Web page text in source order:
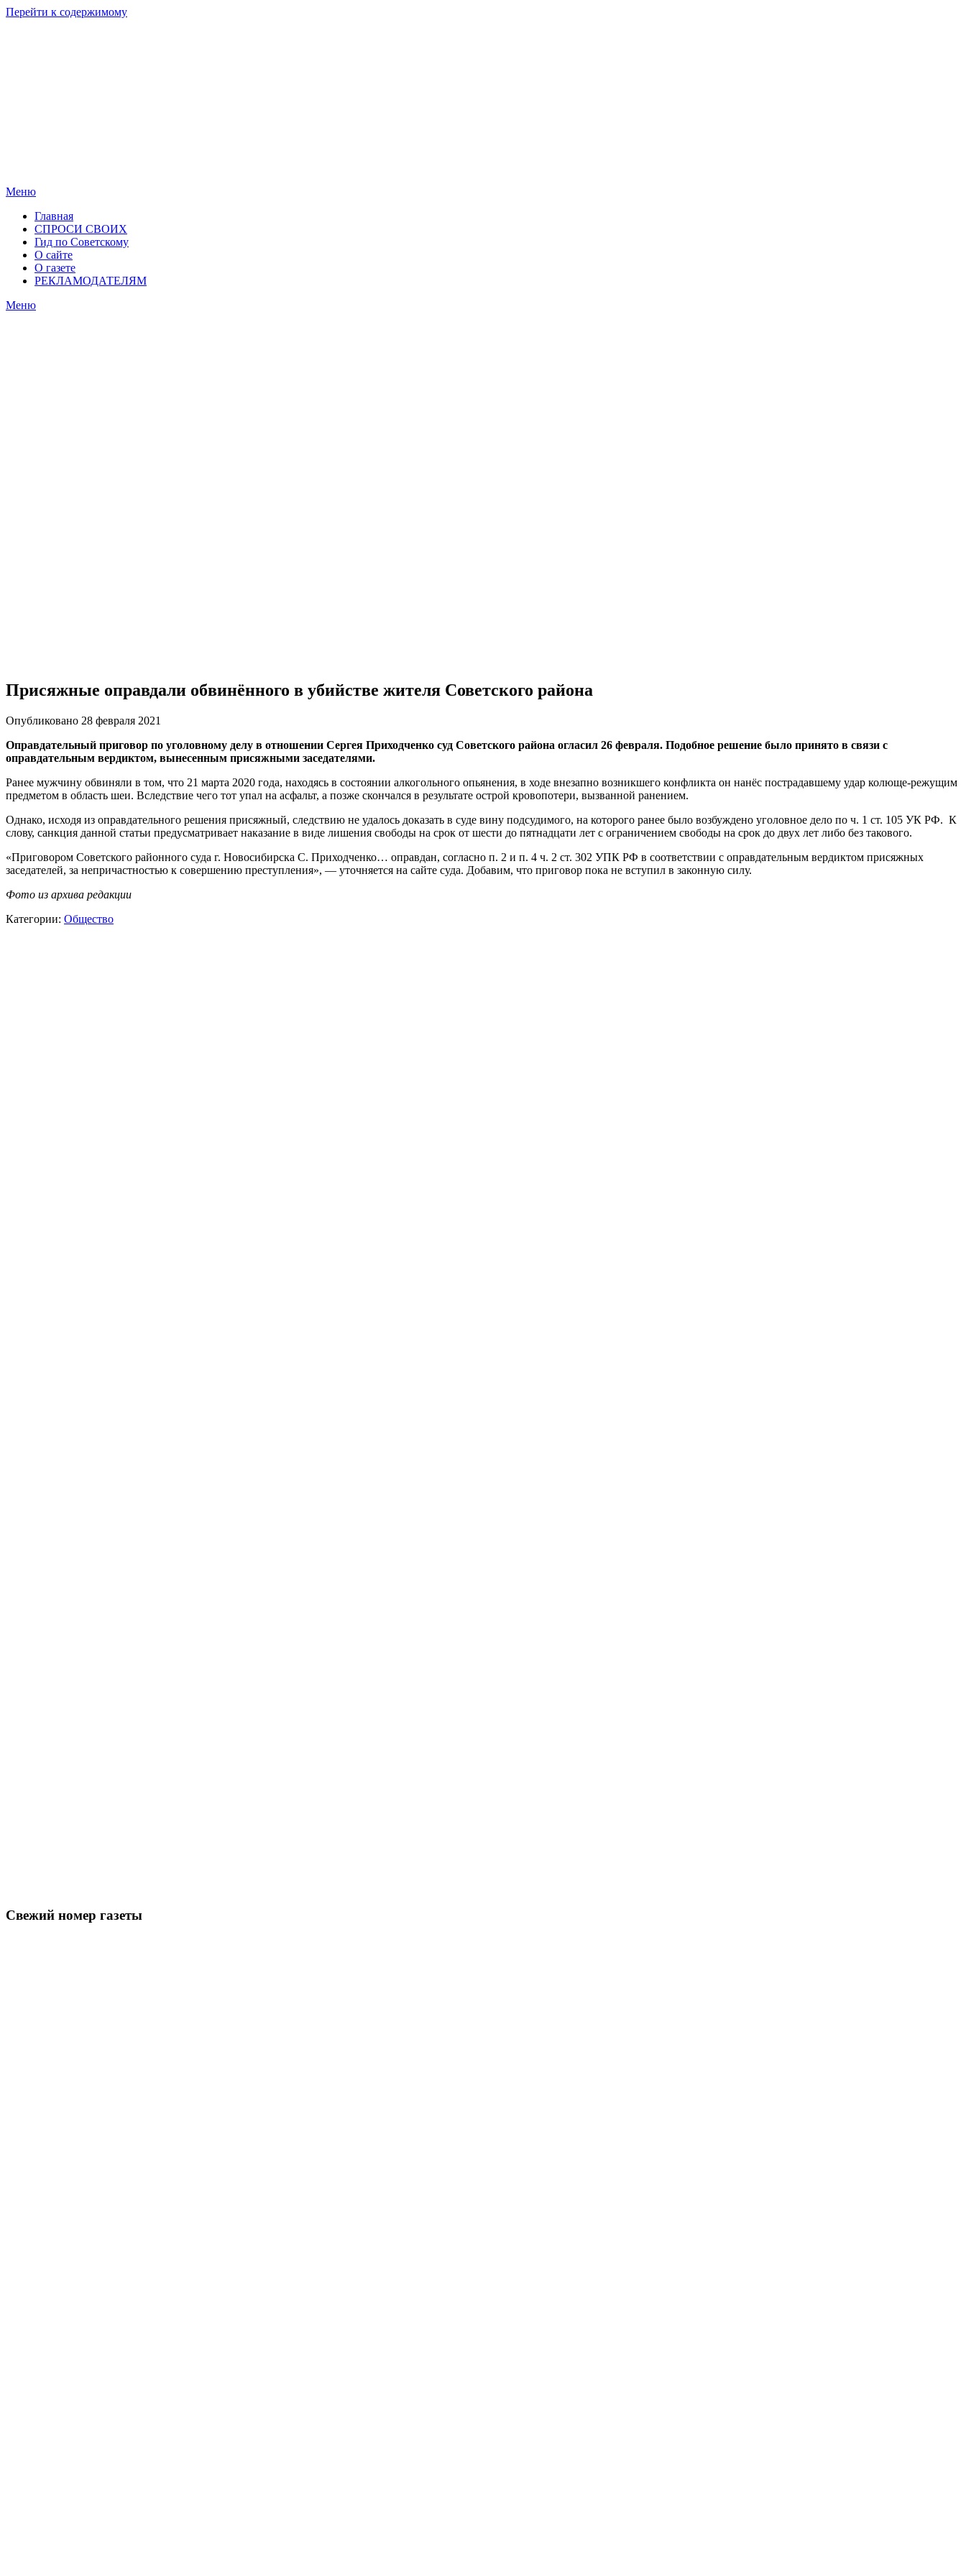
Перейти к содержимому
Меню
Главная
СПРОСИ СВОИХ
Гид по Советскому
О сайте
О газете
РЕКЛАМОДАТЕЛЯМ
Меню
Присяжные оправдали обвинённого в убийстве жителя Советского района
Опубликовано 28 февраля 2021
Оправдательный приговор по уголовному делу в отношении Сергея Приходченко суд Советского района огласил 26 февраля. Подобное решение было принято в связи с
оправдательным вердиктом, вынесенным присяжными заседателями.
Ранее мужчину обвиняли в том, что 21 марта 2020 года, находясь в состоянии алкогольного опьянения, в ходе внезапно возникшего конфликта он нанёс пострадавшему удар колюще-режущим
предметом в область шеи. Вследствие чего тот упал на асфальт, а позже скончался в результате острой кровопотери, вызванной ранением.
Однако, исходя из оправдательного решения присяжный, следствию не удалось доказать в суде вину подсудимого, на которого ранее было возбуждено уголовное дело по ч. 1 ст. 105 УК РФ. К
слову, санкция данной статьи предусматривает наказание в виде лишения свободы на срок от шести до пятнадцати лет с ограничением свободы на срок до двух лет либо без такового.
«Приговором Советского районного суда г. Новосибирска С. Приходченко… оправдан, согласно п. 2 и п. 4 ч. 2 ст. 302 УПК РФ в соответствии с оправдательным вердиктом присяжных
заседателей, за непричастностью к совершению преступления», — уточняется на сайте суда. Добавим, что приговор пока не вступил в законную силу.
Фото из архива редакции
Категории: Общество
Свежий номер газеты